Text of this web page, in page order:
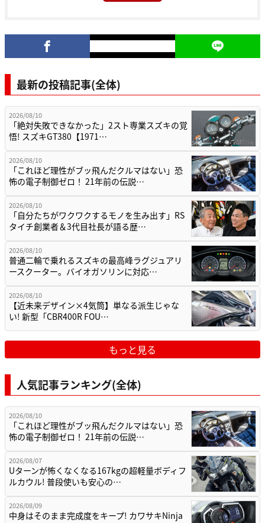
最新の投稿記事(全体)
2026/08/10
「絶対失敗できなかった」2スト専業スズキの覚
悟! スズキGT380【1971…
2026/08/10
「これほど理性がブッ飛んだクルマはない」恐
怖の電子制御ゼロ！ 21年前の伝説…
2026/08/10
「自分たちがワクワクするモノを生み出す」RS
タイチ創業者＆3代目社長が語る歴…
2026/08/10
普通二輪で乗れるスズキの最高峰ラグジュアリ
ースクーター。バイオガソリンに対応…
2026/08/10
【近未来デザイン×4気筒】単なる派生じゃな
い! 新型「CBR400R FOU…
もっと見る
人気記事ランキング(全体)
2026/08/10
「これほど理性がブッ飛んだクルマはない」恐
怖の電子制御ゼロ！ 21年前の伝説…
2026/08/07
Uターンが怖くなくなる167kgの超軽量ボディフ
ルカウル! 普段使いも安心の…
2026/08/09
中身はそのまま完成度をキープ! カワサキNinja